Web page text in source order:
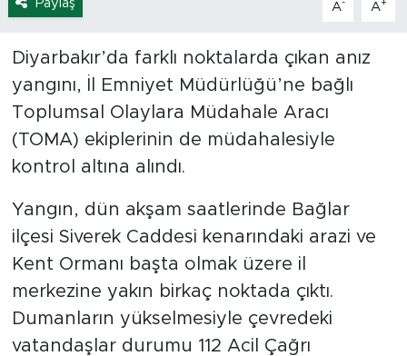
Paylaş A- A+
Diyarbakır’da farklı noktalarda çıkan anız
yangını, İl Emniyet Müdürlüğü’ne bağlı
Toplumsal Olaylara Müdahale Aracı
(TOMA) ekiplerinin de müdahalesiyle
kontrol altına alındı.
Yangın, dün akşam saatlerinde Bağlar
ilçesi Siverek Caddesi kenarındaki arazi ve
Kent Ormanı başta olmak üzere il
merkezine yakın birkaç noktada çıktı.
Dumanların yükselmesiyle çevredeki
vatandaşlar durumu 112 Acil Çağrı